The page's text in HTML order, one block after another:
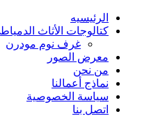
الرئيسيه
كتالوجات الأثاث الدمياطي 2025 –
غرف نوم مودرن
معرض الصور
من نحن
نماذج أعمالنا
سياسة الخصوصية
اتصل بنا